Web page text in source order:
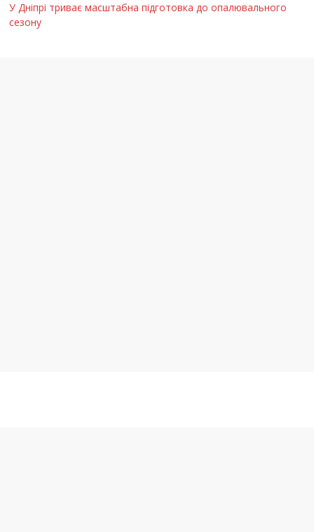
У Дніпрі триває масштабна підготовка до опалювального
сезону